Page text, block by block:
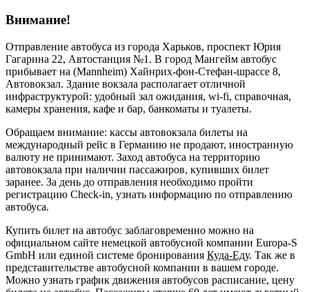
Внимание!
Отправление автобуса из города Харьков, проспект Юрия
Гагарина 22, Автостанция №1. В город Мангейм автобус
прибывает на (Mannheim) Хайнрих-фон-Стефан-шрассе 8,
Автовокзал. Здание вокзала располагает отличной
инфраструктурой: удобный зал ожидания, wi-fi, справочная,
камеры хранения, кафе и бар, банкоматы и туалеты.
Обращаем внимание: кассы автовокзала билеты на
международный рейс в Германию не продают, иностранную
валюту не принимают. Заход автобуса на территорию
автовокзала при наличии пассажиров, купивших билет
заранее. За день до отправления необходимо пройти
регистрацию Check-in, узнать информацию по отправлению
автобуса.
Купить билет на автобус заблаговременно можно на
официальном сайте немецкой автобусной компании Europa-S
GmbH или единой системе бронирования Куда-Еду. Так же в
представительстве автобусной компании в вашем городе.
Можно узнать график движения автобусов расписание, цену